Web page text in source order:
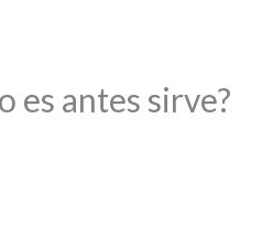
es antes sirve?